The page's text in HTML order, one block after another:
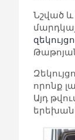
Նշված և
որոնք
Այդ